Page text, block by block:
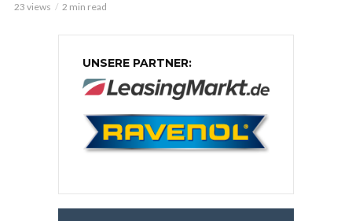
23 views 2 min read
UNSERE PARTNER: